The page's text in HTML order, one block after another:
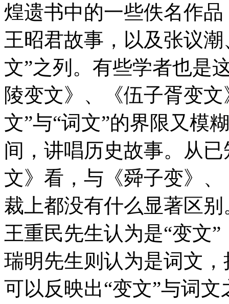
煌遗书中的一些佚名作
王昭君故事，以及张议
文”之列。有些学者也是
陵变文》、《伍子胥变
文”与“词文”的界限又模
间，讲唱历史故事。从
文》看，与《舜子变》
裁上都没有什么显著区
王重民先生认为是“变文
瑞明先生则认为是词文
可以反映出“变文”与词